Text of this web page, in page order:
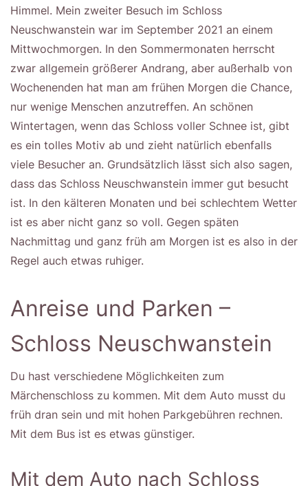
Himmel. Mein zweiter Besuch im Schloss
Neuschwanstein war im September 2021 an einem
Mittwochmorgen. In den Sommermonaten herrscht
zwar allgemein größerer Andrang, aber außerhalb von
Wochenenden hat man am frühen Morgen die Chance,
nur wenige Menschen anzutreffen. An schönen
Wintertagen, wenn das Schloss voller Schnee ist, gibt
es ein tolles Motiv ab und zieht natürlich ebenfalls
viele Besucher an. Grundsätzlich lässt sich also sagen,
dass das Schloss Neuschwanstein immer gut besucht
ist. In den kälteren Monaten und bei schlechtem Wetter
ist es aber nicht ganz so voll. Gegen späten
Nachmittag und ganz früh am Morgen ist es also in der
Regel auch etwas ruhiger.
Anreise und Parken –
Schloss Neuschwanstein
Du hast verschiedene Möglichkeiten zum
Märchenschloss zu kommen. Mit dem Auto musst du
früh dran sein und mit hohen Parkgebühren rechnen.
Mit dem Bus ist es etwas günstiger.
Mit dem Auto nach Schloss